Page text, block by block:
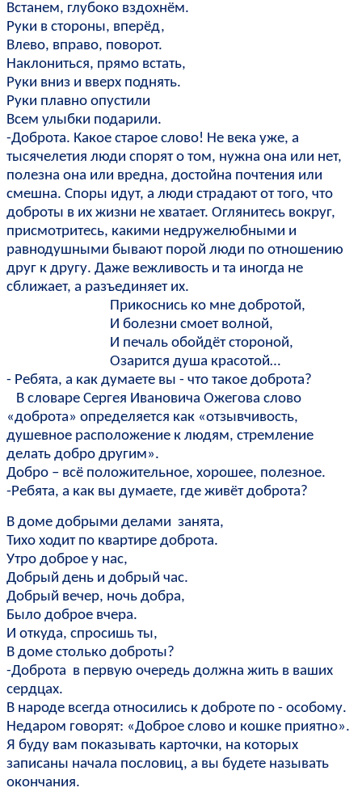
Встанем, глубоко вздохнём.
Руки в стороны, вперёд,
Влево, вправо, поворот.
Наклониться, прямо встать,
Руки вниз и вверх поднять.
Руки плавно опустили
Всем улыбки подарили.
-Доброта. Какое старое слово! Не века уже, а
тысячелетия люди спорят о том, нужна она или нет,
полезна она или вредна, достойна почтения или
смешна. Споры идут, а люди страдают от того, что
доброты в их жизни не хватает. Оглянитесь вокруг,
присмотритесь, какими недружелюбными и
равнодушными бывают порой люди по отношению
друг к другу. Даже вежливость и та иногда не
сближает, а разъединяет их.
Прикоснись ко мне добротой,
И болезни смоет волной,
И печаль обойдёт стороной,
Озарится душа красотой…
- Ребята, а как думаете вы - что такое доброта?
В словаре Сергея Ивановича Ожегова слово
«доброта» определяется как «отзывчивость,
душевное расположение к людям, стремление
делать добро другим».
Добро – всё положительное, хорошее, полезное.
-Ребята, а как вы думаете, где живёт доброта?
В доме добрыми делами занята,
Тихо ходит по квартире доброта.
Утро доброе у нас,
Добрый день и добрый час.
Добрый вечер, ночь добра,
Было доброе вчера.
И откуда, спросишь ты,
В доме столько доброты?
-Доброта в первую очередь должна жить в ваших
сердцах.
В народе всегда относились к доброте по - особому.
Недаром говорят: «Доброе слово и кошке приятно».
Я буду вам показывать карточки, на которых
записаны начала пословиц, а вы будете называть
окончания.